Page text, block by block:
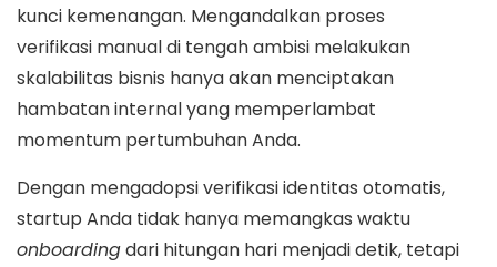
kunci kemenangan. Mengandalkan proses
verifikasi manual di tengah ambisi melakukan
skalabilitas bisnis hanya akan menciptakan
hambatan internal yang memperlambat
momentum pertumbuhan Anda.
Dengan mengadopsi verifikasi identitas otomatis,
startup Anda tidak hanya memangkas waktu
onboardingdari hitungan hari menjadi detik, tetapi